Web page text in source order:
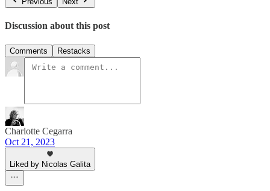
Discussion about this post
Comments Restacks
Charlotte Cegarra
Oct 21, 2023
Liked by Nicolas Galita